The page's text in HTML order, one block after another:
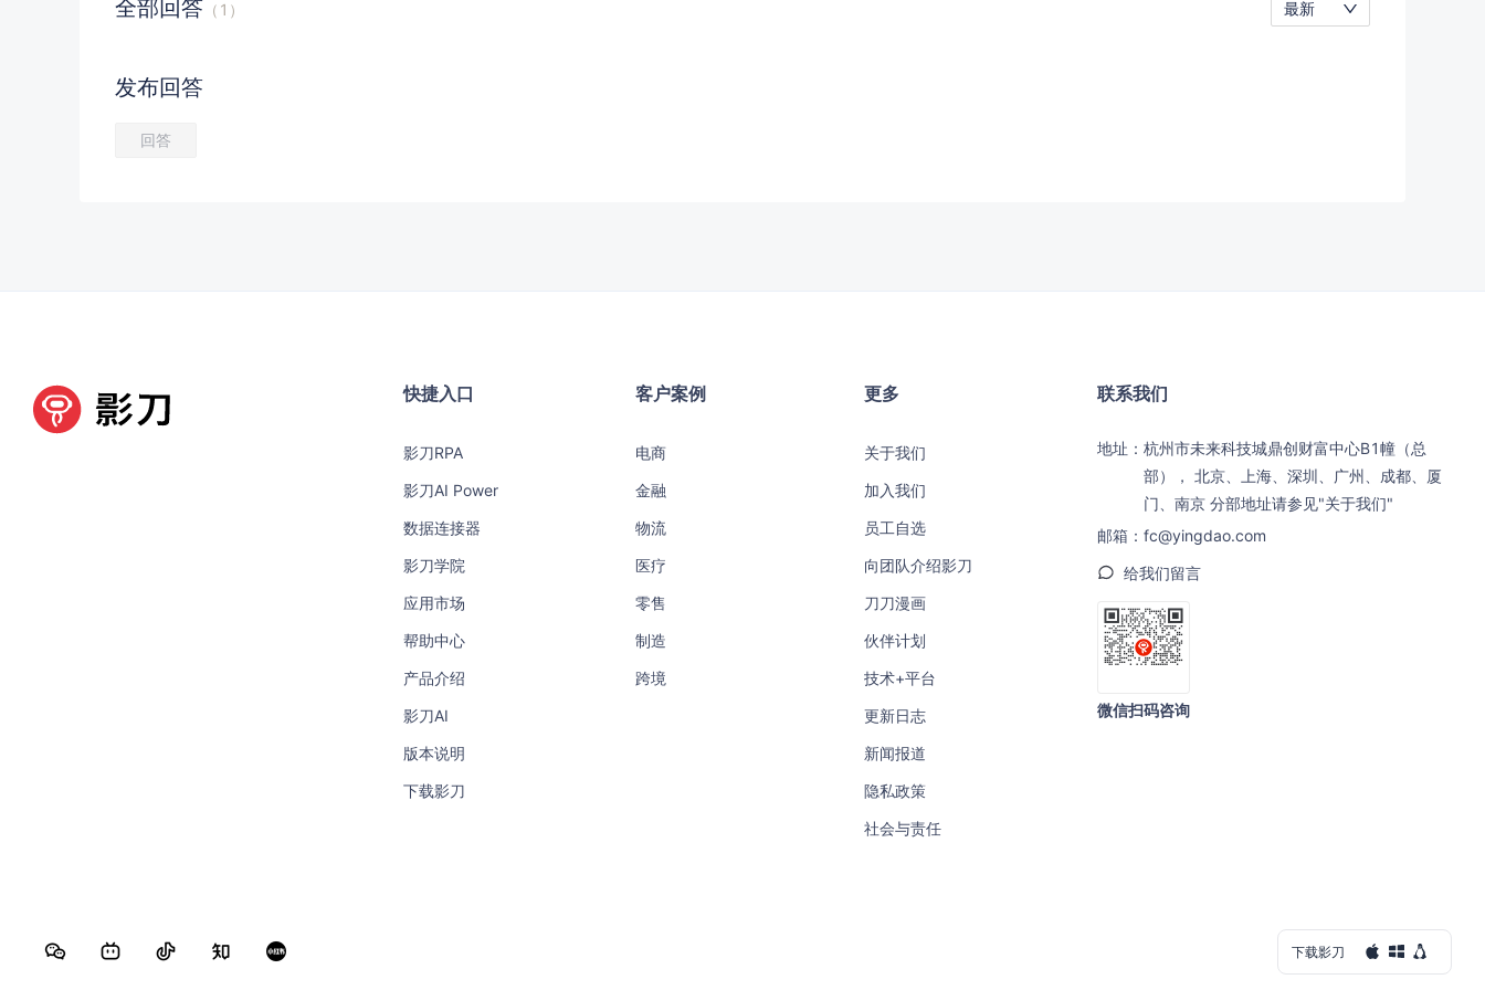
全部回答 （ 1 ） 最新
发布回答
回答
快捷入口
影刀RPA
影刀AI Power
数据连接器
影刀学院
应用市场
帮助中心
产品介绍
影刀AI
版本说明
下载影刀
客户案例
电商
金融
物流
医疗
零售
制造
跨境
更多
关于我们
加入我们
员工自选
向团队介绍影刀
刀刀漫画
伙伴计划
技术+平台
更新日志
新闻报道
隐私政策
社会与责任
联系我们
地址： 杭州市未来科技城鼎创财富中心B1幢（总
部）， 北京、上海、深圳、广州、成都、厦
门、南京 分部地址请参见"关于我们"
邮箱：fc@yingdao.com
给我们留言
微信扫码咨询
下载影刀